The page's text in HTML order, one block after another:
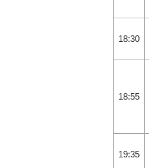
18:30
18:55
19:35